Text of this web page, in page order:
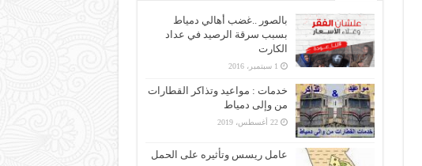
بالصور ..غضب أهالي دمياط
بسبب سرقة الرصيد في عداد
الكارت
1 سبتمبر، 2016
خدمات : مواعيد وتذاكر القطارات
من وإلى دمياط
22 أغسطس، 2019
عامل ريسس وتأثيره على الحمل